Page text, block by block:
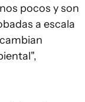
pocos y son
a escala